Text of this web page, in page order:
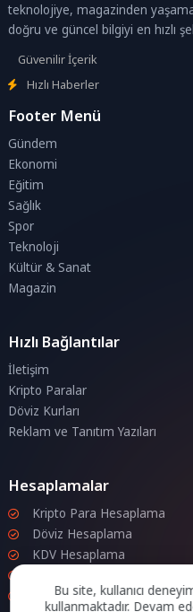
teknolojiye, magazinden
doğru ve güncel bilgiyi en hızlı
Güvenilir İçerik
Hızlı Haberler
Footer Menü
Gündem
Ekonomi
Eğitim
Sağlık
Spor
Teknoloji
Kültür & Sanat
Magazin
Hızlı Bağlantılar
İletişim
Kripto Paralar
Döviz Kurları
Reklam ve Tanıtım Yazıları
Hesaplamalar
Kripto Para Hesaplama
Döviz Hesaplama
KDV Hesaplama
Zam Hesaplama
Bu site, kullanıcı
kullanmaktadır. Devam